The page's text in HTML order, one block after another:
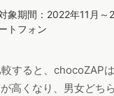
象期間：2022年11月～
トフォン
すると、chocoZAP
高くなり、男女どち